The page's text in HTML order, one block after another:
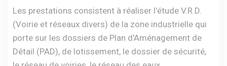
Les prestations consistent à réaliser l'étude V.R.D.
(Voirie et réseaux divers) de la zone industrielle qui
porte sur les dossiers de Plan d'Aménagement de
Détail (PAD), de lotissement, le dossier de sécurité,